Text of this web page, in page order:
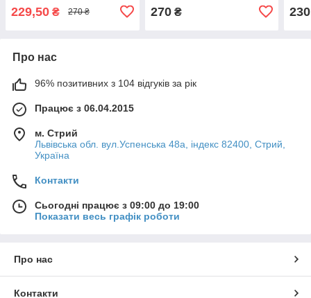
229,50 ₴ 270 ₴ 270₴ 230
Про нас
96% позитивних з 104 відгуків за рік
Працює з 06.04.2015
м. Стрий
Львівська обл. вул.Успенська 48а, індекс 82400, Стрий,
Україна
Контакти
Сьогодні працює з 09:00 до 19:00
Показати весь графік роботи
Про нас
Контакти